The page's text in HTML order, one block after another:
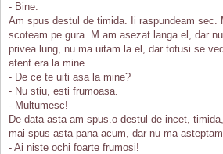
- Bine.
Am spus destul de timida. Ii raspundeam sec.
scoteam pe gura. M.am asezat langa el, dar
privea lung, nu ma uitam la el, dar totusi se
atent era la mine.
- De ce te uiti asa la mine?
- Nu stiu, esti frumoasa.
- Multumesc!
De data asta am spus.o destul de incet,
mai spus asta pana acum, dar nu ma
- Ai niste ochi foarte frumosi!